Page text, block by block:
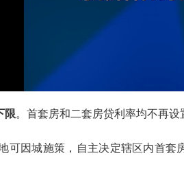
限。首套房和二套房贷利率均不再设
因城施策，自主决定辖区内首套